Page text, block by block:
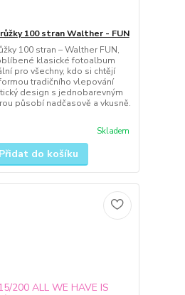
100 stran Walther - FUN
100 stran – Walther FUN,
klasické fotoalbum
pro všechny, kdo si chtějí
tradičního vlepování
design s jednobarevným
působí nadčasově a vkusně.
Skladem
Přidat do košíku